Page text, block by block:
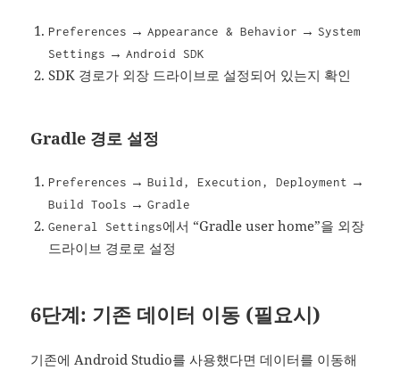
Preferences →Appearance & Behavior → System
Settings →Android SDK
SDK 경로가 외장 드라이브로 설정되어 있는지 확인
Gradle 경로 설정
Preferences →Build, Execution, Deployment →
Build Tools →Gradle
General Settings에서 “Gradle user home”을 외장
드라이브 경로로 설정
6단계: 기존 데이터 이동 (필요시)
기존에 Android Studio를 사용했다면 데이터를 이동해